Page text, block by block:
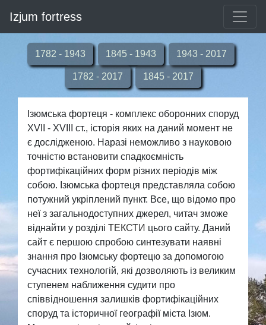
Izjum fortress
1782 - 1943 1845 - 1943 1943 - 2017
1782 - 2017 1845 - 2017
Ізюмська фортеця - комплекс оборонних споруд
XVII - XVIII ст., історія яких на даний момент не
є дослідженою. Наразі неможливо з науковою
точністю встановити спадкоємність
фортифікаційних форм різних періодів між
собою. Ізюмська фортеця представляла собою
потужний укріплений пункт. Все, що відомо про
неї з загальнодоступних джерел, читач зможе
віднайти у розділі ТЕКСТИ цього сайту. Даний
сайт є першою спробою синтезувати наявні
знання про Ізюмську фортецю за допомогою
сучасних технологій, які дозволяють із великим
ступенем наближення судити про
співвідношення залишків фортифікаційних
споруд та історичної географії міста Ізюм.